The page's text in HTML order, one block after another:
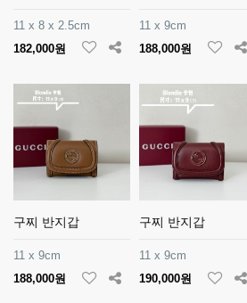
11 x 8 x 2.5cm
182,000원
11 x 9cm
188,000원
구찌 반지갑
11 x 9cm
188,000원
구찌 반지갑
11 x 9cm
190,000원